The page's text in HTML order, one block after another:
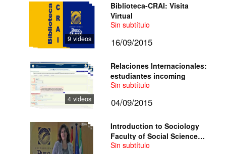
9 videos
Biblioteca-CRAI: Visita
Virtual
Sin subtítulo
16/09/2015
4 videos
Relaciones Internacionales:
estudiantes incoming
Sin subtítulo
04/09/2015
Introduction to Sociology
Faculty of Social Sciences
FCS
Sin subtítulo